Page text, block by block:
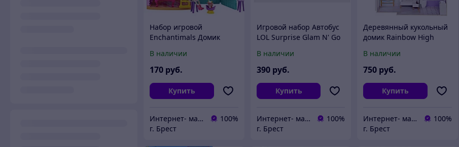
Набор игровой
Enchantimals Домик
В наличии
170 руб.
Купить
Интернет- магазин O'кей маркет
100%
г. Брест
Игровой набор Автобус
LOL Surprise Glam N' Go
В наличии
390 руб.
Купить
Интернет- магазин O'кей маркет
100%
г. Брест
Деревянный кукольный
домик Rainbow High
502203
В наличии
750 руб.
Купить
Интернет- магазин O'кей маркет
100%
г. Брест